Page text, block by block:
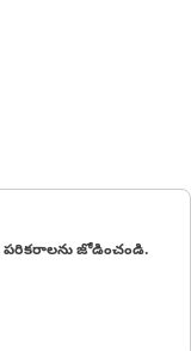
జోడించండి.